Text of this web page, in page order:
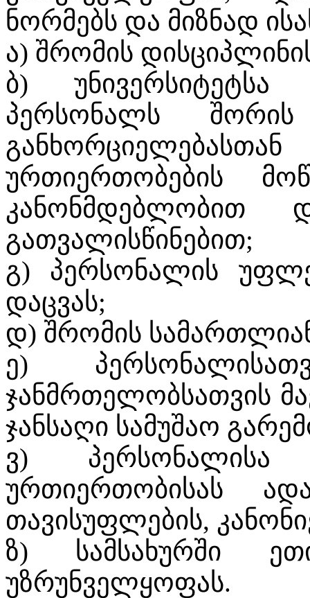
ნორმებს და მიზნად
ა) შრომის
ბ)
პერსონალს შორის
ურთიერთობების
კანონმდებლობით
გათვალისწინებით;
გ) პერსონალის
დაცვას;
დ) შრომის
ე)
ჯანმრთელობსათვის
ჯანსაღი სამუშაო
ვ)
ურთიერთობისას
თავისუფლების,
ზ) სამსახურში
უზრუნველყოფას.